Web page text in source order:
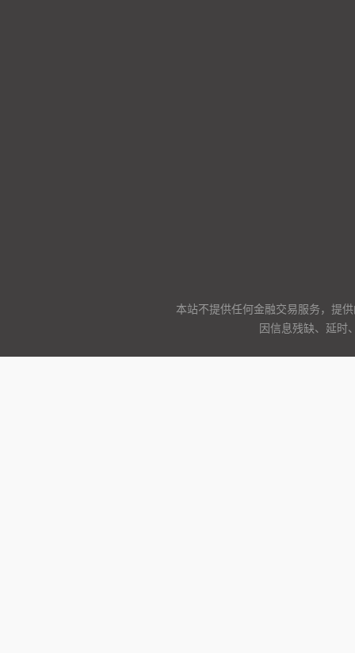
本站不提供任何金融交易服务，提
因信息残缺、延时